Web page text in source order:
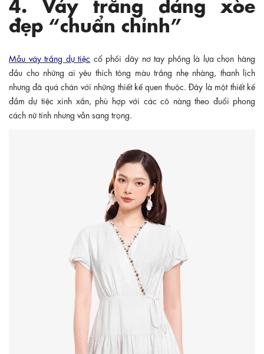
đẹp “chuẩn chỉnh”
Mẫu váy trắng dự tiệc cổ phối dây nơ tay phồng là lựa chọn hàng
đầu cho những ai yêu thích tông màu trắng nhẹ nhàng, thanh lịch
nhưng đã quá chán với những thiết kế quen thuộc. Đây là một thiết kế
đầm dự tiệc xinh xắn, phù hợp với các cô nàng theo đuổi phong
cách nữ tính nhưng vẫn sang trọng.